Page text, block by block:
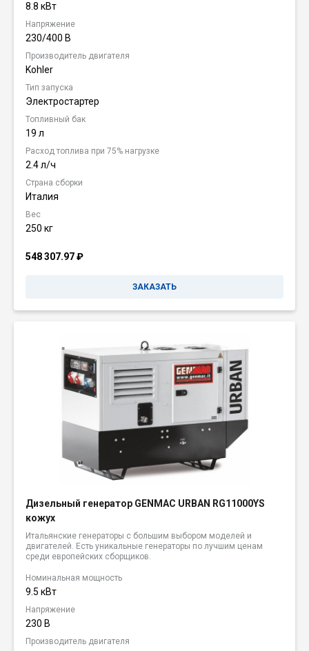
8.8 кВт
Напряжение
230/400 В
Производитель двигателя
Kohler
Тип запуска
Электростартер
Топливный бак
19 л
Расход топлива при 75% нагрузке
2.4 л/ч
Страна сборки
Италия
Вес
250 кг
548 307.97₽
ЗАКАЗАТЬ
Дизельный генератор GENMAC URBAN RG11000YS
кожух
Итальянские генераторы с большим выбором моделей и
двигателей. Есть уникальные генераторы по лучшим ценам
среди европейских сборщиков.
Номинальная мощность
9.5 кВт
Напряжение
230 В
Производитель двигателя